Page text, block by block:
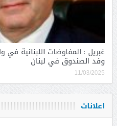
غبريل : المفاوضات اللبنانية
وفد الصندوق في لبنان
11/03/2025
اعلانات